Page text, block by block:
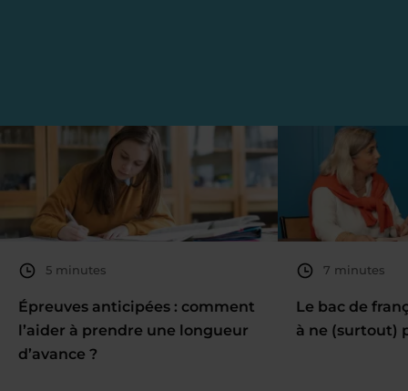
5 minutes
Épreuves anticipées : comment
l’aider à prendre une longueur
d’avance ?
7 minutes
Le bac de
à ne (surtout)